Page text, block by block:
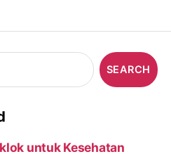
untuk Kesehatan